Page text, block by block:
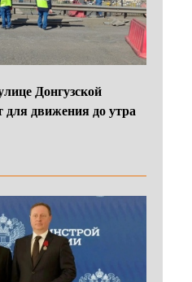
Донгузской
для движения до утра